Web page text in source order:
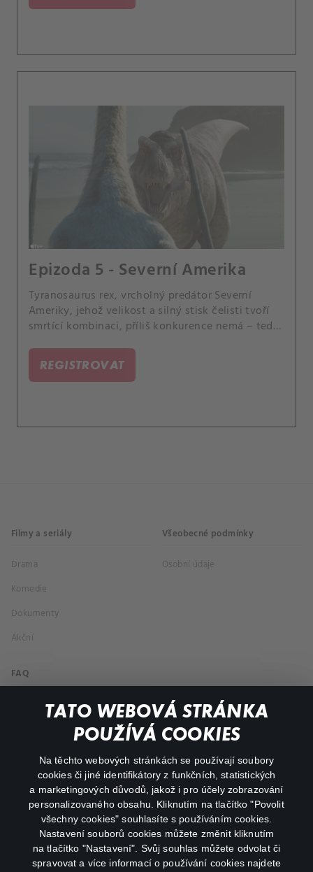
TATO WEBOVÁ STRÁNKA
POUŽÍVÁ COOKIES
Na těchto webových stránkách se používají soubory
cookies či jiné identifikátory z funkčních, statistických
a marketingových důvodů, jakož i pro účely zobrazování
personalizovaného obsahu. Kliknutím na tlačítko "Povolit
všechny cookies" souhlasíte s používáním cookies.
Nastavení souborů cookies můžete změnit kliknutím
na tlačítko "Nastavení". Svůj souhlas můžete odvolat či
spravovat a více informací o používání cookies najdete
Epizoda 5 - Severní Amerika
Tyranosaurus rex, vrcholný predátor Severní
Ameriky, jehož velikost a silný stisk čelisti tvoří
smrtící kombinaci, příliš konkurence nemá – tedy
REGISTROVAT
Filmy a seriály
Drama
Komedie
Dokumenty
Akční
Všeobecné podmínky
Osobní údaje
FAQ
Můj účet
Důležité odkazy
facebookinstagram
youtube